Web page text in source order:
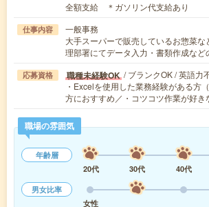
全額支給 ＊ガソリン代支給あり
仕事内容
一般事務
大手スーパーで販売しているお惣菜
理部署にてデータ入力・書類作成な
応募資格 職種未経験OK / ブランクOK / 英語力
・Excelを使用した業務経験がある方
方におすすめ／・コツコツ作業が好
職場の雰囲気
年齢層
20代
30代 40代
男女比率
女性